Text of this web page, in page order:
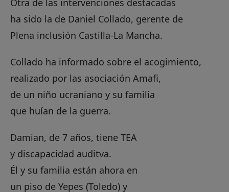
Otra de las intervenciones destacadas
ha sido la de Daniel Collado, gerente de
Plena inclusión Castilla-La Mancha.
Collado ha informado sobre el acogimiento,
realizado por las asociación Amafi,
de un niño ucraniano y su familia
que huían de la guerra.
Damian, de 7 años, tiene TEA
y discapacidad auditva.
Él y su familia están ahora en
un piso de Yepes (Toledo) y